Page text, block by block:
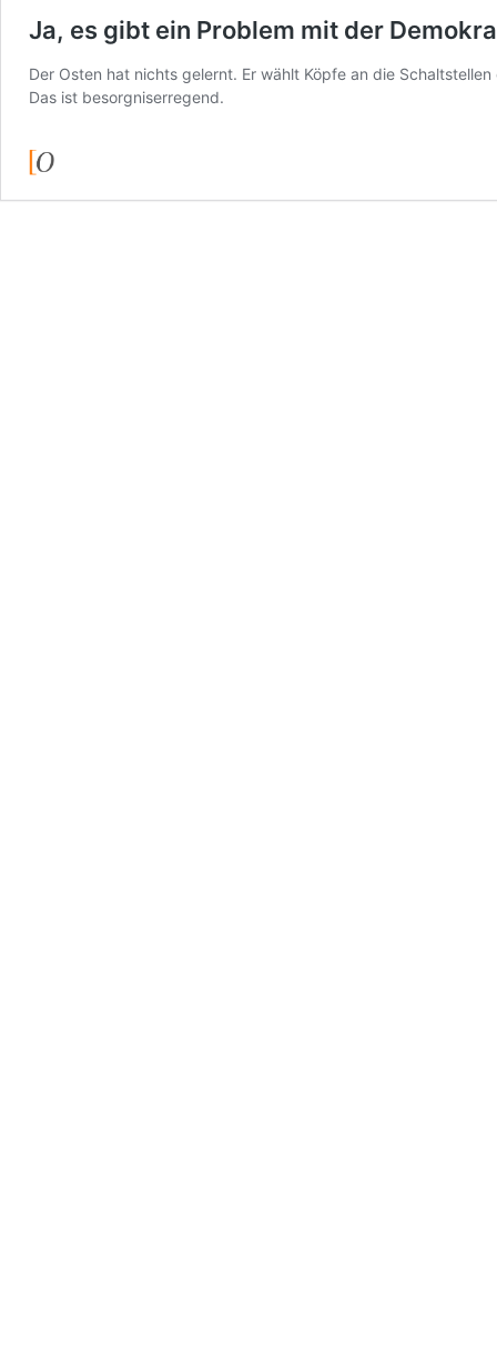
Ja, es gibt ein Problem mit der
Der Osten hat nichts gelernt. Er wählt Köpfe an die
Das ist besorgniserregend.